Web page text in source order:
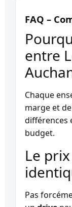
FAQ –
entre
Chaque
marge et
différences
budget.
Le
Pas